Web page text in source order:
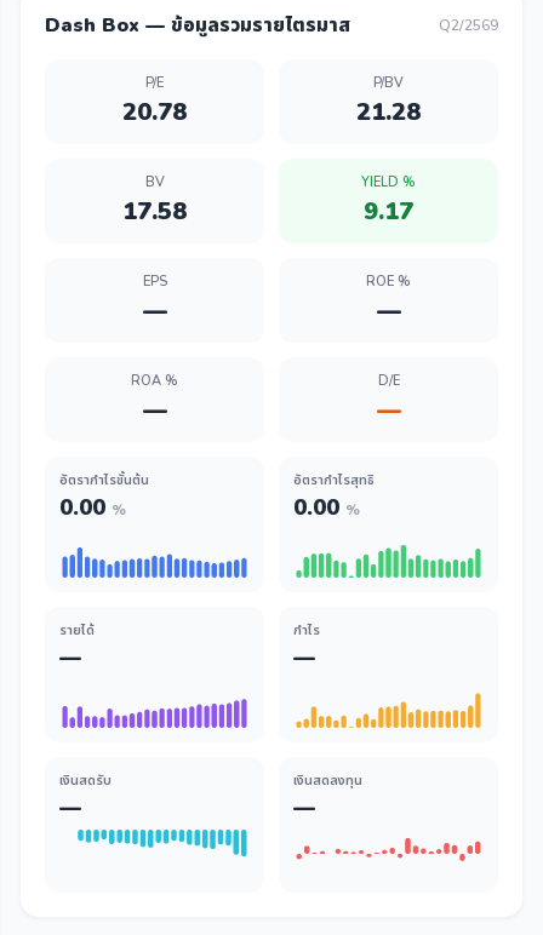
Dash Box — ข้อมูลรวมรายไตรมาส Q2/2569
P/E
20.78
P/BV
21.28
BV
17.58
YIELD %
9.17
EPS
—
ROE %
—
ROA %
—
D/E
—
อัตรากำไรขั้นต้น
0.00 %
อัตรากำไรสุทธิ
0.00 %
รายได้
—
กำไร
—
เงินสดรับ
—
เงินสดลงทุน
—